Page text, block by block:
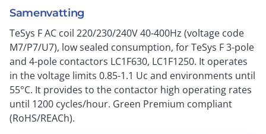
Samenvatting
TeSys F AC coil 220/230/240V 40-400Hz (voltage code
M7/P7/U7), low sealed consumption, for TeSys F 3-pole
and 4-pole contactors LC1F630, LC1F1250. It operates
in the voltage limits 0.85-1.1 Uc and environments until
55°C. It provides to the contactor high operating rates
until 1200 cycles/hour. Green Premium compliant
(RoHS/REACh).